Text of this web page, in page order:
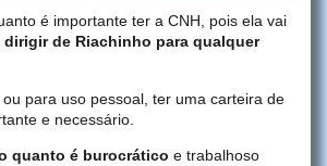
é importante ter a CNH, pois ela vai
dirigir de Riachinho para qualquer
para uso pessoal, ter uma carteira de
e necessário.
quanto é burocrático e trabalhoso